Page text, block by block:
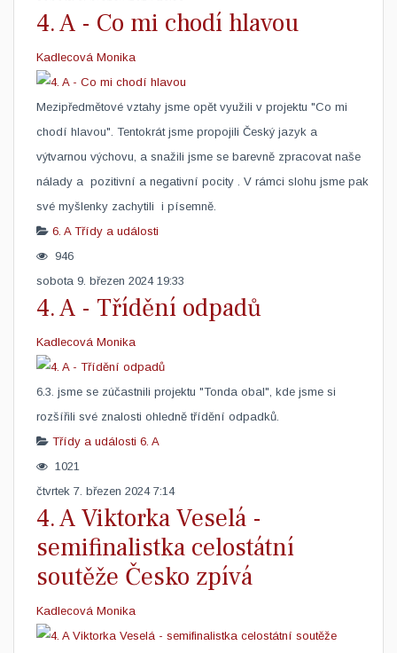
4. A - Co mi chodí hlavou
Kadlecová Monika
​Mezipředmětové vztahy jsme opět využili v projektu "Co mi
chodí hlavou". Tentokrát jsme propojili Český jazyk a
výtvarnou výchovu, a snažili jsme se barevně zpracovat naše
nálady a pozitivní a negativní pocity . V rámci slohu jsme pak
své myšlenky zachytili i písemně.
6. A Třídy a události
946
sobota 9. březen 2024 19:33
4. A - Třídění odpadů
Kadlecová Monika
6.3. jsme se zúčastnili projektu "Tonda obal", kde jsme si
rozšířili své znalosti ohledně třídění odpadků. ​
Třídy a události 6. A
1021
čtvrtek 7. březen 2024 7:14
4. A Viktorka Veselá -
semifinalistka celostátní
soutěže Česko zpívá
Kadlecová Monika